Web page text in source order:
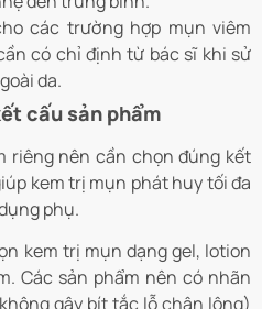
các trường hợp mụn viêm
có chỉ định từ bác sĩ khi sử
da.
cấu sản phẩm
riêng nên cần chọn đúng kết
kem trị mụn phát huy tối đa
phụ.
kem trị mụn dạng gel, lotion
Các sản phẩm nên có nhãn
gây bít tắc lỗ chân lông)